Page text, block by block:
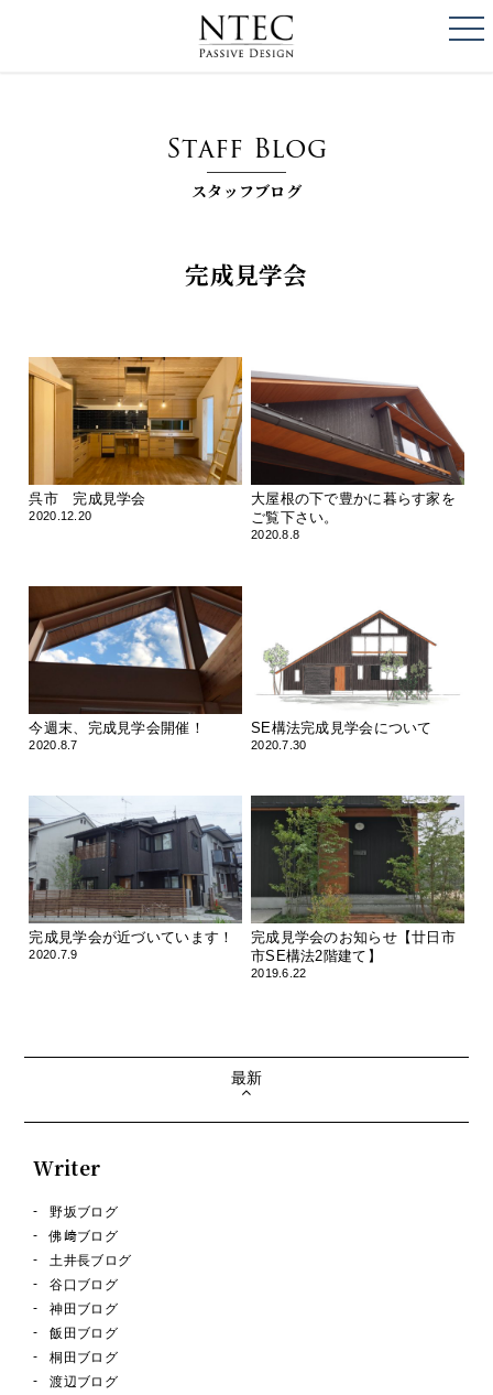
Staff Blog
スタッフブログ
完成見学会
呉市 完成見学会
2020.12.20
大屋根の下で豊かに暮らす家を
ご覧下さい。
2020.8.8
今週末、完成見学会開催！
2020.8.7
SE構法完成見学会について
2020.7.30
完成見学会が近づいています！
2020.7.9
完成見学会のお知らせ【廿日市
市SE構法2階建て】
2019.6.22
最新
Writer
野坂ブログ
佛﨑ブログ
土井長ブログ
谷口ブログ
神田ブログ
飯田ブログ
桐田ブログ
渡辺ブログ